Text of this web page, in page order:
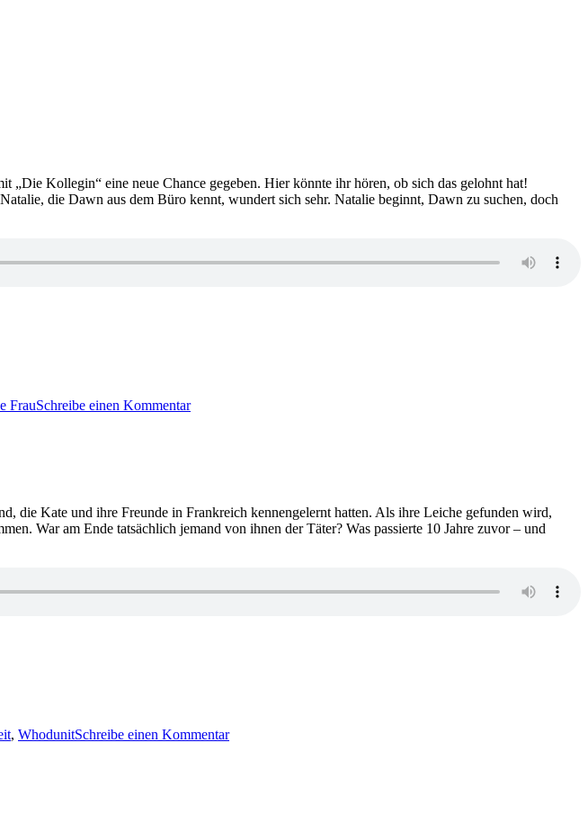
Kollegin“ eine neue Chance gegeben. Hier könnte ihr hören, ob sich das gelohnt hat!
die Dawn aus dem Büro kennt, wundert sich sehr. Natalie beginnt, Dawn zu suchen, doch
FrauSchreibe einen KommentarFreida
die Kate und ihre Freunde in Frankreich kennengelernt hatten. Als ihre Leiche gefunden wird,
War am Ende tatsächlich jemand von ihnen der Täter? Was passierte 10 Jahre zuvor – und
, WhodunitSchreibe einen KommentarLexie